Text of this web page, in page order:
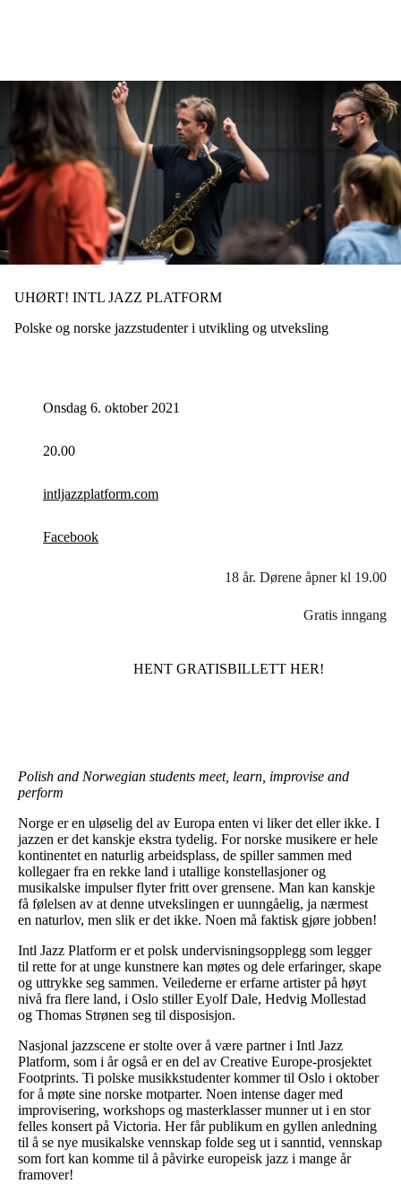
UHØRT! INTL JAZZ PLATFORM
Polske og norske jazzstudenter i utvikling og utveksling
Onsdag 6. oktober 2021
20.00
intljazzplatform.com
Facebook
18 år. Dørene åpner kl 19.00
Gratis inngang
HENT GRATISBILLETT HER!
Polish and Norwegian students meet, learn, improvise and
perform
Norge er en uløselig del av Europa enten vi liker det eller ikke. I
jazzen er det kanskje ekstra tydelig. For norske musikere er hele
kontinentet en naturlig arbeidsplass, de spiller sammen med
kollegaer fra en rekke land i utallige konstellasjoner og
musikalske impulser flyter fritt over grensene. Man kan kanskje
få følelsen av at denne utvekslingen er uunngåelig, ja nærmest
en naturlov, men slik er det ikke. Noen må faktisk gjøre jobben!
Intl Jazz Platform er et polsk undervisningsopplegg som legger
til rette for at unge kunstnere kan møtes og dele erfaringer, skape
og uttrykke seg sammen. Veilederne er erfarne artister på høyt
nivå fra flere land, i Oslo stiller Eyolf Dale, Hedvig Mollestad
og Thomas Strønen seg til disposisjon.
Nasjonal jazzscene er stolte over å være partner i Intl Jazz
Platform, som i år også er en del av Creative Europe-prosjektet
Footprints. Ti polske musikkstudenter kommer til Oslo i oktober
for å møte sine norske motparter. Noen intense dager med
improvisering, workshops og masterklasser munner ut i en stor
felles konsert på Victoria. Her får publikum en gyllen anledning
til å se nye musikalske vennskap folde seg ut i sanntid, vennskap
som fort kan komme til å påvirke europeisk jazz i mange år
framover!